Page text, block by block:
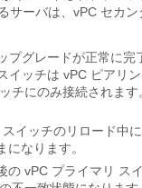
サーバは、vPC セカ
プグレードが正常に
イッチは vPC ピアリ
チにのみ接続されます
イッチのリロード中
になります。
の vPC プライマリ ス